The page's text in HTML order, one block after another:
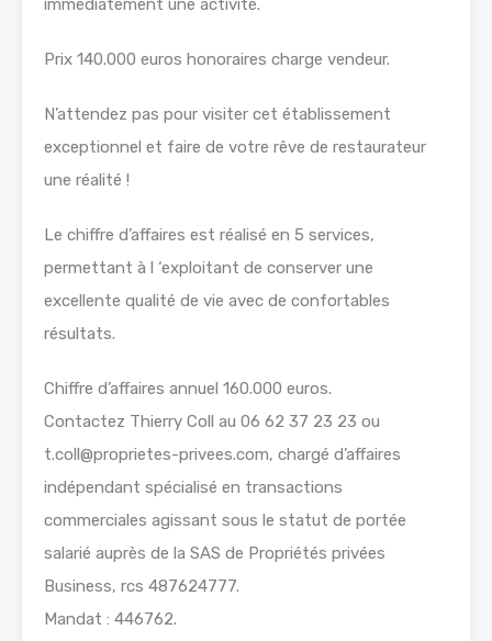
immédiatement une activité.
Prix 140.000 euros honoraires charge vendeur.
N’attendez pas pour visiter cet établissement
exceptionnel et faire de votre rêve de restaurateur
une réalité !
Le chiffre d’affaires est réalisé en 5 services,
permettant à l ‘exploitant de conserver une
excellente qualité de vie avec de confortables
résultats.
Chiffre d’affaires annuel 160.000 euros.
Contactez Thierry Coll au 06 62 37 23 23 ou
t.coll@proprietes-privees.com, chargé d’affaires
indépendant spécialisé en transactions
commerciales agissant sous le statut de portée
salarié auprès de la SAS de Propriétés privées
Business, rcs 487624777.
Mandat : 446762.